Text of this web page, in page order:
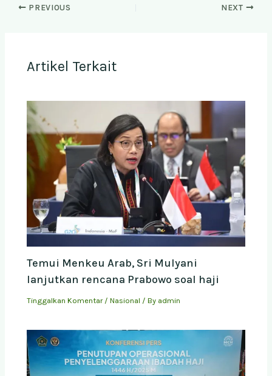
PREVIOUS NEXT
Artikel Terkait
Temui Menkeu Arab, Sri Mulyani
lanjutkan rencana Prabowo soal haji
Tinggalkan Komentar /Nasional / By admin